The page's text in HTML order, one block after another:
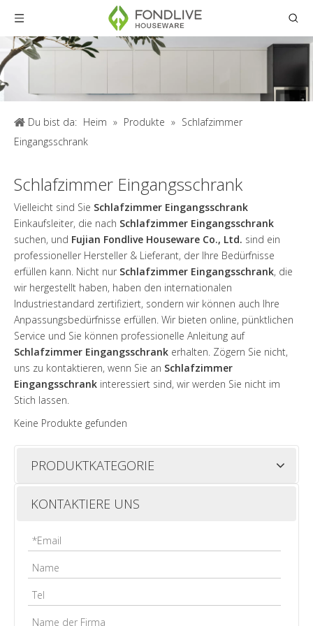
Du bist da: Heim » Produkte » Schlafzimmer
Eingangsschrank
Schlafzimmer Eingangsschrank
Vielleicht sind Sie Schlafzimmer Eingangsschrank
Einkaufsleiter, die nach Schlafzimmer Eingangsschrank
suchen, und Fujian Fondlive Houseware Co., Ltd. sind ein
professioneller Hersteller & Lieferant, der Ihre Bedürfnisse
erfüllen kann. Nicht nur Schlafzimmer Eingangsschrank, die
wir hergestellt haben, haben den internationalen
Industriestandard zertifiziert, sondern wir können auch Ihre
Anpassungsbedürfnisse erfüllen. Wir bieten online, pünktlichen
Service und Sie können professionelle Anleitung auf
Schlafzimmer Eingangsschrank erhalten. Zögern Sie nicht,
uns zu kontaktieren, wenn Sie an Schlafzimmer
Eingangsschrank interessiert sind, wir werden Sie nicht im
Stich lassen.
Keine Produkte gefunden
PRODUKTKATEGORIE
KONTAKTIERE UNS